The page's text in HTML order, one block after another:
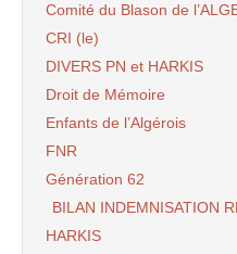
Comité du Blason de
CRI (le)
DIVERS PN et HARKIS
Droit de Mémoire
Enfants de l’Algérois
FNR
Génération 62
BILAN INDEMNISATION
HARKIS